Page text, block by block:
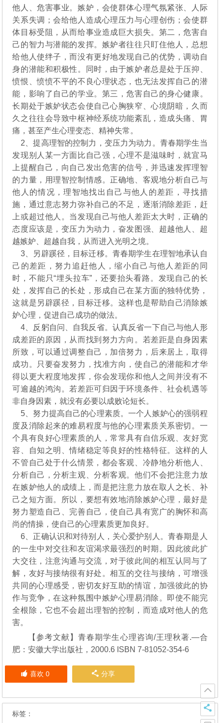
他人、危害事业。嫉妒，会使群体心理气氛紧张、人际
关系失调；会给他人造成心理压力与心理创伤；会使群
体目标受阻，从而给事业造成巨大损失。第二，危害自
己的智力与潜能的发挥。嫉妒者往往只盯住他人，总想
给他人使绊子，而没有更好地发现自己的优势，调动自
身的潜能和积极性。同时，由于嫉妒者总是处于压抑、
愤恨、愤愤不平的不良心理状态，也无法发挥自己的潜
能，影响了自己的学业。第三，危害自己的身心健康。
长期处于嫉妒状态会使自己心胸狭窄、心境阴暗，久而
久之往往会导致中枢神经系统功能紊乱，造成头痛、胃
痛，甚至产生心理变态、精神失常。
2、提高理智的控制力，变压力为动力。青春期学生当
发现别人某一方面比自己强，心理不是滋味时，就宜马
上提醒自己，向自己发出危害的信号，并迅速发挥理智
的力量，用理智控制情感。正确地、客观地分析自己与
他人的情况，理智地找出自己与他人的差距，寻找措
施，通过意志努力弥补自己的不足，逐渐消除差距，赶
上或超过他人。当发现自己与他人差距太大时，正确的
态度应该是，变压力为动力，奋发图强、超越他人、超
越嫉妒、超越自我，从而进入光明之境。
3、另辟蹊径，目标迁移。青春期学生在理智地承认自
己的差距，努力追赶他人，缩小自己与他人差距的同
时，不能只“埋头拉车”，还要抬头看路。发现自己的长
处，发挥自己的长处，形成自己在某方面的独特优势，
这就是另辟蹊径，目标迁移。这样也是帮助自己消除嫉
妒心理，促进自己成功的做法。
4、反躬自问、自我反省。认真反省一下自己与他人形
成差距的原因，从而找到努力方向。若差距是自身因素
所致，可以通过调整自己，加倍努力，后来居上，取得
成功。只要奋发努力，找准方向，使自己的潜能和才华
得以更大程度地发挥，你会发现你和他人之间并没有不
可逾越的鸿沟。若差距可归因于环境条件、社会机遇等
非自身因素，就没有必要以成败论短长。
5、努力提高自己的心理素质。一个人嫉妒心的强弱程
度及消除起来的难易程度与他的心理素质关系密切。一
个具有良好心理素质的人，常常具有自信乐观、友好宽
容、自知之明、情绪稳定等良好的性格特征。这样的人
不管自己处于什么情景，都会客观、冷静地分析他人、
分析自己，分析主观、分析客观。他们不会把注意力放
在嫉妒他人的成绩上，而是把注意力放在取人之长、补
己之短方面。所以，要想有效地消除嫉妒心理，最好是
努力塑造自己、完善自己，使自己具有宽广的胸怀和高
尚的情操，使自己的心理素质更加良好。
6、正确认识和对待别人，关心爱护别人。青春期是人
的一生中对交往和友谊渴求最强烈的时期。因此彼此扩
大交往，注意沟通与交流，对于彼此间的相互认同与了
解，友好与接纳很有好处。相互的交往与接纳，可增强
共同的心理感受，密切友好互助的情谊，加强彼此的协
作与竞争，在这种氛围中嫉妒心理易消除。即使不能完
全根除，它也不会超出理智的控制，而造成对他人的危
害。
【参考文献】青春期学生心理咨询/王理秋著.—合
肥：安徽大学出版社，2000.6 ISBN 7-81052-354-6
喜欢 0 分享
标签：